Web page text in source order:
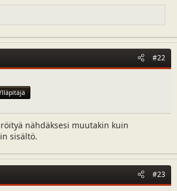
#22
nähdäksesi muutakin kuin
sisältö.
#23